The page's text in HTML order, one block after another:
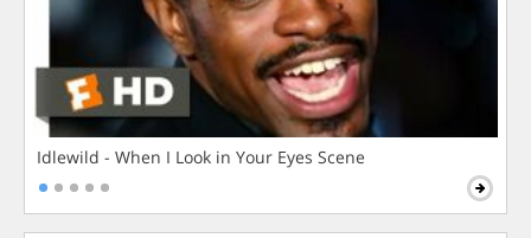
Idlewild - When I Look in Your Eyes Scene